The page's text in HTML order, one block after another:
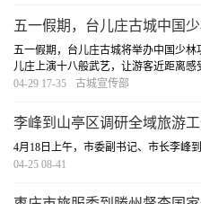
五一假期，台儿庄古城中国
五一假期，台儿庄古城将举办中国少
儿庄上演十八般武艺，让游客近距离
带、小季河湿地公园、涛沟河湿地油菜
04-29 17-35 古城宣传部
李峰到山亭区调研全域旅游
4月18日上午，市委副书记、市长李峰
04-25 08-41